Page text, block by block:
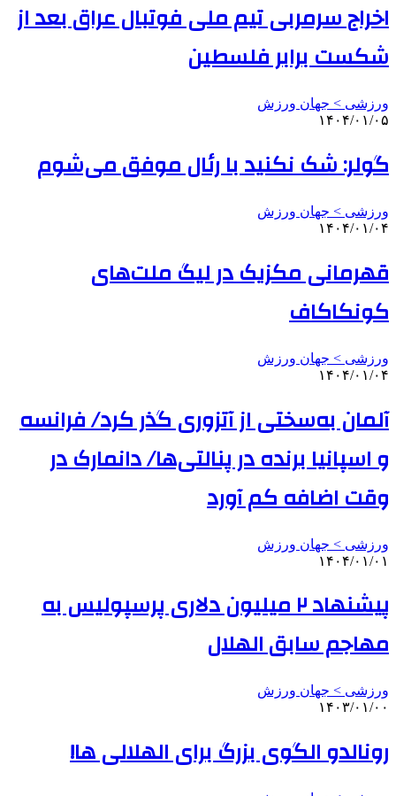
اخراج سرمربی تیم ملی فوتبال عراق بعد از
شکست برابر فلسطین
ورزشی > جهان ورزش
۱۴۰۴/۰۱/۰۵
گولر: شک نکنید با رئال موفق می‌شوم
ورزشی > جهان ورزش
۱۴۰۴/۰۱/۰۴
قهرمانی مکزیک در لیگ ملت‌های
کونکاکاف
ورزشی > جهان ورزش
۱۴۰۴/۰۱/۰۴
آلمان به‌سختی از آتزوری گذر کرد/ فرانسه
و اسپانیا برنده در پنالتی‌ها/ دانمارک در
وقت‌ اضافه کم آورد
ورزشی > جهان ورزش
۱۴۰۴/۰۱/۰۱
پیشنهاد ۲ میلیون دلاری پرسپولیس به
مهاجم سابق الهلال
ورزشی > جهان ورزش
۱۴۰۳/۰۱/۰۰
رونالدو الگوی بزرگ برای الهلالی ها!